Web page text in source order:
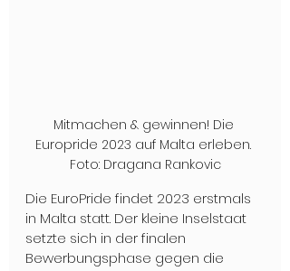
Mitmachen & gewinnen! Die
Europride 2023 auf Malta erleben.
Foto: Dragana Rankovic
Die EuroPride findet 2023 erstmals
in Malta statt. Der kleine Inselstaat
setzte sich in der finalen
Bewerbungsphase gegen die